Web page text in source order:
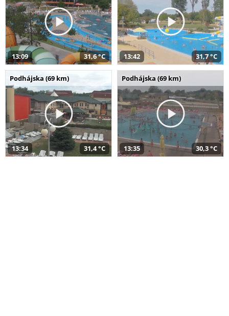
13:09 31,6 °C 13:42 31,7 °C
Podhájska (69 km)
13:34 31,4 °C
Podhájska (69 km)
13:35 30,3 °C